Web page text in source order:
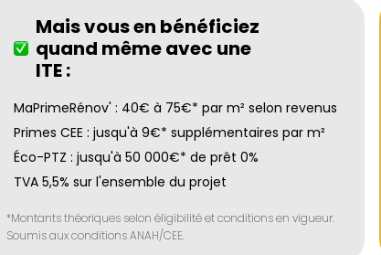
Mais vous en bénéficiez
quand même avec une
ITE :
MaPrimeRénov' : 40€ à 75€* par m² selon revenus
Primes CEE : jusqu'à 9€* supplémentaires par m²
Éco-PTZ : jusqu'à 50 000€* de prêt 0%
TVA 5,5% sur l'ensemble du projet
*Montants théoriques selon éligibilité et conditions en vigueur.
Soumis aux conditions ANAH/CEE.